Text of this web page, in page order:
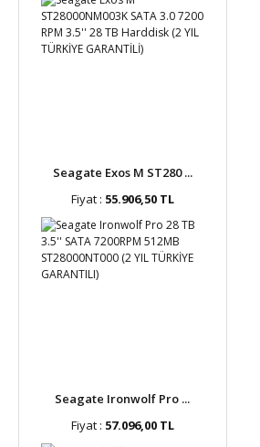
Seagate Exos M ST280 ...
Fiyat : 55.906,50 TL
Seagate Ironwolf Pro ...
Fiyat : 57.096,00 TL